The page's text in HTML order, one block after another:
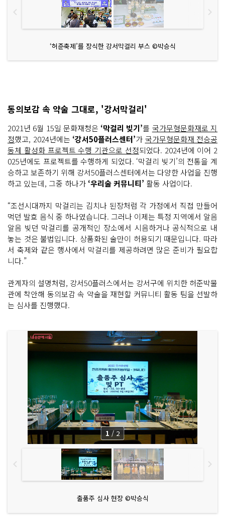
‘허준축제’를 장식한 강서막걸리 부스 ©박승식
동의보감 속 약술 그대로, '강서막걸리'
2021년 6월 15일 문화재청은 ‘막걸리 빚기’를 국가무형문화재로 지
정했고, 2024년에는 ‘강서50플러스센터’가 국가무형문화재 전승공
동체 활성화 프로젝트 수행 기관으로 선정되었다. 2024년에 이어 2
025년에도 프로젝트를 수행하게 되었다. ‘막걸리 빚기’의 전통을 계
승하고 보존하기 위해 강서50플러스센터에서는 다양한 사업을 진행
하고 있는데, 그중 하나가 ‘우리술 커뮤니티’ 활동 사업이다.
“조선시대까지 막걸리는 김치나 된장처럼 각 가정에서 직접 만들어
먹던 발효 음식 중 하나였습니다. 그러나 이제는 특정 지역에서 알음
알음 빚던 막걸리를 공개적인 장소에서 시음하거나 공식적으로 내
놓는 것은 불법입니다. 상품화된 술만이 허용되기 때문입니다. 따라
서 축제와 같은 행사에서 막걸리를 제공하려면 많은 준비가 필요합
니다.”
관계자의 설명처럼, 강서50플러스에서는 강서구에 위치한 허준박물
관에 착안해 동의보감 속 약술을 재현할 커뮤니티 활동 팀을 선발하
는 심사를 진행했다.
출품주 심사 현장 ©박승식
1 / 2